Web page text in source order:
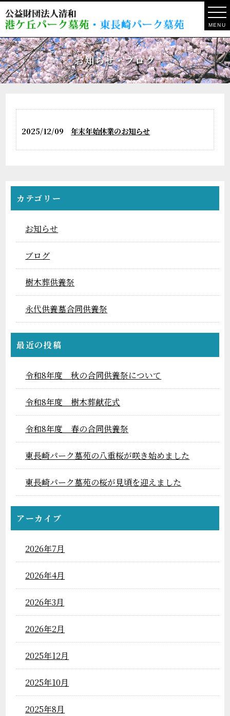
MENU
お知らせ・ブログ
2025/12/09 年末年始休業のお知らせ
カテゴリー
お知らせ
ブログ
樹木葬供養祭
永代供養墓合同供養祭
最近の投稿
令和8年度 秋の合同供養祭について
令和8年度 樹木葬献花式
令和8年度 春の合同供養祭
東長崎パーク墓苑の八重桜が咲き始めました
東長崎パーク墓苑の桜が見頃を迎えました
アーカイブ
2026年7月
2026年4月
2026年3月
2026年2月
2025年12月
2025年10月
2025年8月